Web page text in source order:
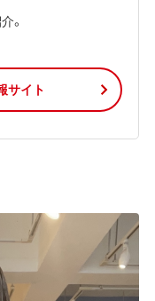
。
サイト